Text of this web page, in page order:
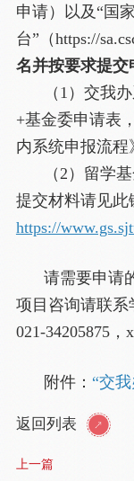
申请）以及“国
台”（https://
名并按要求提交
（1）交我
+基金委申请表
内系统申报流程
（2）留学
提交材料请见此
https://
请需要申请
项目咨询请联系
021-34205875，
附件： “交
返回列表
上一篇